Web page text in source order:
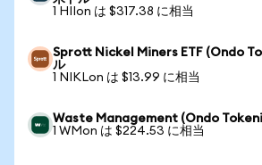
1 HIIon は $317.38 に相当
Sprott Nickel Miners ETF (Ondo
ル
1 NIKLon は $13.99 に相当
Waste Management (Ondo
1 WMon は $224.53 に相当